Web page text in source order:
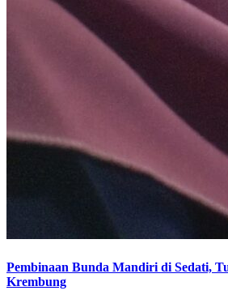
Pembinaan Bunda Mandiri di Sedati,
Krembung